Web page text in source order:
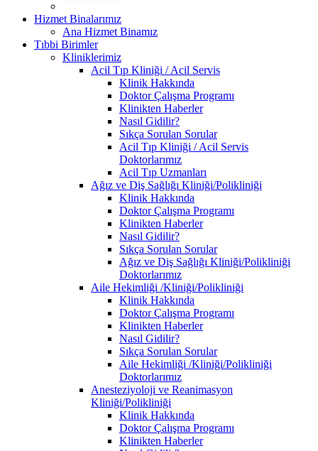
Hizmet Binalarımız
Ana Hizmet Binamız
Tıbbi Birimler
Kliniklerimiz
Acil Tıp Kliniği / Acil Servis
Klinik Hakkında
Doktor Çalışma Programı
Klinikten Haberler
Nasıl Gidilir?
Sıkça Sorulan Sorular
Acil Tıp Kliniği / Acil Servis
Doktorlarımız
Acil Tıp Uzmanları
Ağız ve Diş Sağlığı Kliniği/Polikliniği
Klinik Hakkında
Doktor Çalışma Programı
Klinikten Haberler
Nasıl Gidilir?
Sıkça Sorulan Sorular
Ağız ve Diş Sağlığı Kliniği/Polikliniği
Doktorlarımız
Aile Hekimliği /Kliniği/Polikliniği
Klinik Hakkında
Doktor Çalışma Programı
Klinikten Haberler
Nasıl Gidilir?
Sıkça Sorulan Sorular
Aile Hekimliği /Kliniği/Polikliniği
Doktorlarımız
Anesteziyoloji ve Reanimasyon
Kliniği/Polikliniği
Klinik Hakkında
Doktor Çalışma Programı
Klinikten Haberler